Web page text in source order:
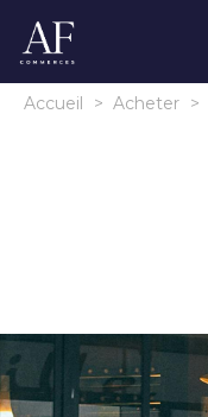
Accueil > Acheter >